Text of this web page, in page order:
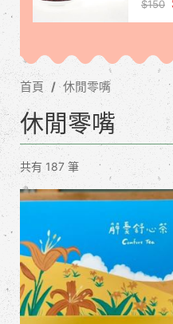
$150
首頁 休閒零嘴
休閒零嘴
共有 187 筆